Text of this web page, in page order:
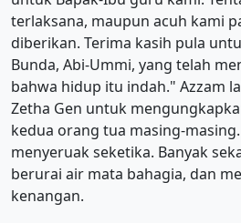
terlaksana, maupun acuh kami
diberikan. Terima kasih pula
Bunda, Abi-Ummi, yang telah
bahwa hidup itu indah." Azzam
Zetha Gen untuk
kedua orang tua masing-
menyeruak seketika. Banyak
berurai air mata bahagia, dan
kenangan.